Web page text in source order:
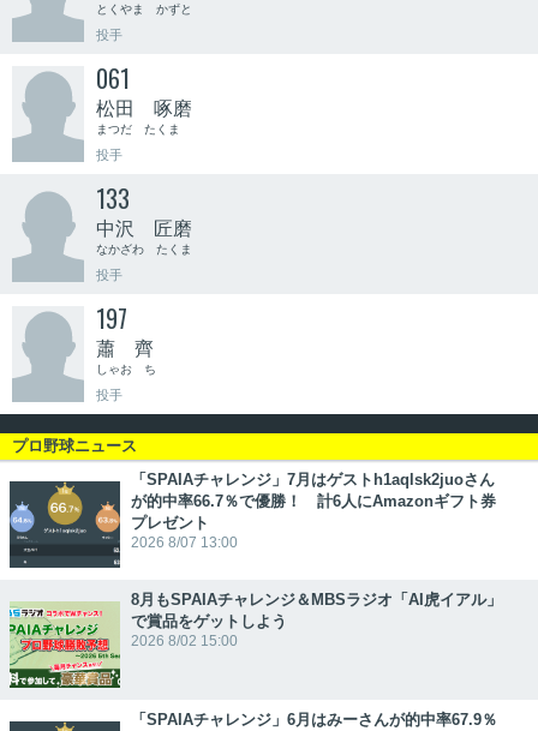
とくやま かずと
投手
061
松田 啄磨
まつだ たくま
投手
133
中沢 匠磨
なかざわ たくま
投手
197
蕭 齊
しゃお ち
投手
プロ野球ニュース
「SPAIAチャレンジ」7月はゲストh1aqlsk2juoさん
が的中率66.7％で優勝！ 計6人にAmazonギフト券
プレゼント
2026 8/07 13:00
8月もSPAIAチャレンジ＆MBSラジオ「AI虎イアル」
で賞品をゲットしよう
2026 8/02 15:00
「SPAIAチャレンジ」6月はみーさんが的中率67.9％